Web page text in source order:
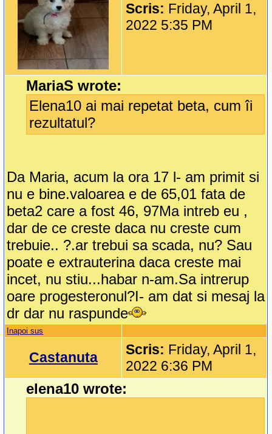
Scris: Friday, April 1,
2022 5:35 PM
MariaS wrote:
Elena10 ai mai repetat beta, cum îi
rezultatul?
Da Maria, acum la ora 17 l- am primit si
nu e bine.valoarea e de 65,01 fata de
beta2 care a fost 46, 97Ma intreb eu ,
dar de ce creste daca nu creste cum
trebuie.. ?.ar trebui sa scada, nu? Sau
poate e extrauterina daca creste mai
incet, nu stiu...habar n-am.Sa intrerup
oare progesteronul?I- am dat si mesaj la
dr dar nu raspunde
Inapoi sus
Castanuta Scris: Friday, April 1,
2022 6:36 PM
elena10 wrote: